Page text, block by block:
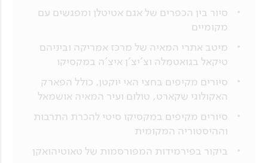
סיור בין הכפרים של אגם אטיטלן ומפגשים עם
מקומיים
מיטב אתרי המאיה של מרכז אמריקה וביניהם
טיקאל בגואטמלה וצ'יצ'ן איצ'ה במקסיקו
סיורים מקיפים בחצי האי יוקטן, כולל הפארק
האקולוגי שקארט, טולום ועיר המאיה אושמאל
סיורים מקיפים במקסיקו סיטי להכרת התרבות
וההיסטוריה המקומית
ביקור בפירמידות המפורסמות של טאוטיהואקן